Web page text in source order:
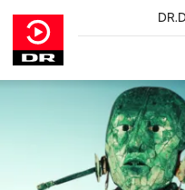
GÅ TIL INDHOLD